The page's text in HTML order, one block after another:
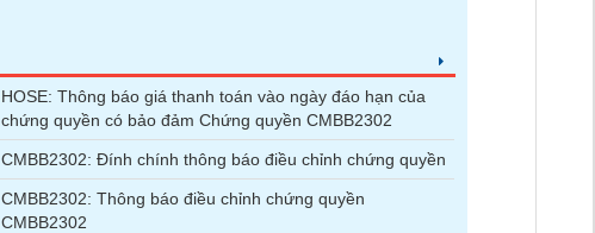
HOSE: Thông báo giá thanh toán vào ngày đáo hạn của
chứng quyền có bảo đảm Chứng quyền CMBB2302
CMBB2302: Đính chính thông báo điều chỉnh chứng quyền
CMBB2302: Thông báo điều chỉnh chứng quyền
CMBB2302